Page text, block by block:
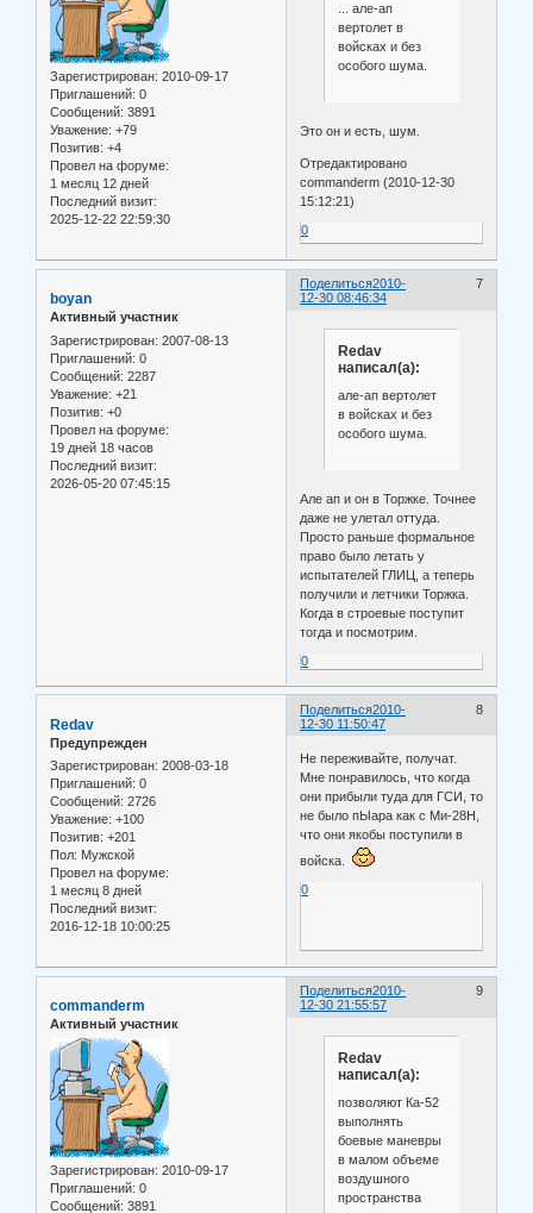
Зарегистрирован: 2010-09-17
Приглашений: 0
Сообщений: 3891
Уважение: +79
Позитив: +4
Провел на форуме:
1 месяц 12 дней
Последний визит:
2025-12-22 22:59:30
... але-ап
вертолет в
войсках и без
особого шума.
Это он и есть, шум.
Отредактировано
commanderm (2010-12-30
15:12:21)
0
Поделиться 7
2010-
12-30 08:46:34
boyan
Активный участник
Зарегистрирован: 2007-08-13
Приглашений: 0
Сообщений: 2287
Уважение: +21
Позитив: +0
Провел на форуме:
19 дней 18 часов
Последний визит:
2026-05-20 07:45:15
Redav
написал(а):
але-ап вертолет
в войсках и без
особого шума.
Але ап и он в Торжке. Точнее
даже не улетал оттуда.
Просто раньше формальное
право было летать у
испытателей ГЛИЦ, а теперь
получили и летчики Торжка.
Когда в строевые поступит
тогда и посмотрим.
0
Поделиться 8
2010-
12-30 11:50:47
Redav
Предупрежден
Зарегистрирован: 2008-03-18
Приглашений: 0
Сообщений: 2726
Уважение: +100
Позитив: +201
Пол: Мужской
Провел на форуме:
1 месяц 8 дней
Последний визит:
2016-12-18 10:00:25
Не переживайте, получат.
Мне понравилось, что когда
они прибыли туда для ГСИ, то
не было пЫара как с Ми-28Н,
что они якобы поступили в
войска.
0
Поделиться 9
2010-
12-30 21:55:57
commanderm
Активный участник
Зарегистрирован: 2010-09-17
Приглашений: 0
Сообщений: 3891
Redav
написал(а):
позволяют Ка-52
выполнять
боевые маневры
в малом объеме
воздушного
пространства